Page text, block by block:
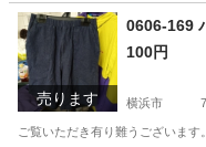
神奈川 横浜市
売ります
0606-169
100円
横浜市
ご覧いただき有り難うございま